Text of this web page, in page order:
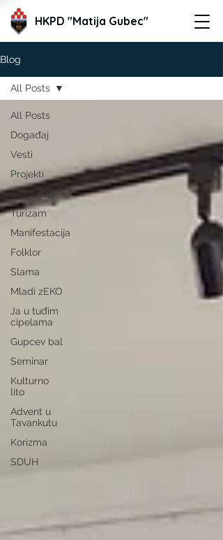
HKPD "Matija Gubec"
Blog
All Posts
Događaj
Vesti
Projekti
Etnosalas
Turizam
Manifestacija
Folklor
Slama
Mladi zEKO
Ja u tuđim
cipelama
Gupcev bal
Seminar
Kulturno
lito
Advent u
Tavankutu
Korizma
SDUH
All Posts